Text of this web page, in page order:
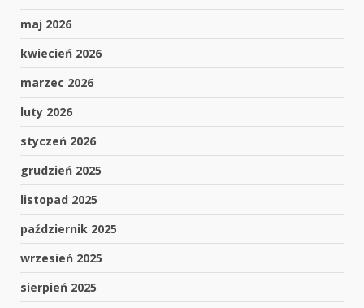
maj 2026
kwiecień 2026
marzec 2026
luty 2026
styczeń 2026
grudzień 2025
listopad 2025
październik 2025
wrzesień 2025
sierpień 2025